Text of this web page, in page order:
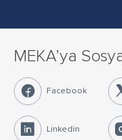
MEKA’ya
Facebook
Linkedin